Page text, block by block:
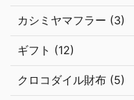
カシミヤマフラー (3)
ギフト (12)
クロコダイル財布 (5)